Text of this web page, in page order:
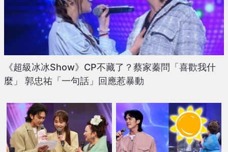
《超級冰冰Show》CP不藏了？蔡家蓁問「喜歡我什
麼」 郭忠祐「一句話」回應惹暴動